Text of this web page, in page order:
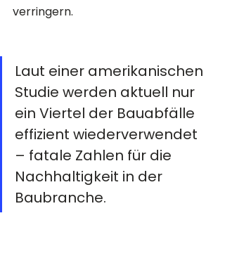
verringern.
Laut einer amerikanischen
Studie werden aktuell nur
ein Viertel der Bauabfälle
effizient wiederverwendet
– fatale Zahlen für die
Nachhaltigkeit in der
Baubranche.